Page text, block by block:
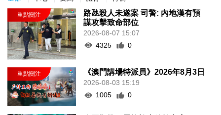
路氹殺人未遂案 司警: 內地漢有預
謀攻擊致命部位
2026-08-07 15:07
4325
0
《澳門講場特派員》2026年8月3日
2026-08-03 15:19
1005
0